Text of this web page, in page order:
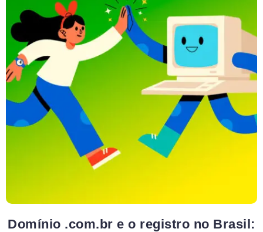
Domínio .com.br e o registro no Brasil: